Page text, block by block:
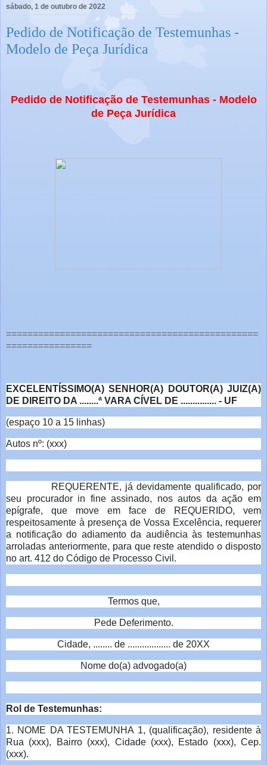
sábado, 1 de outubro de 2022
Pedido de Notificação de Testemunhas -
Modelo de Peça Jurídica
Pedido de Notificação de Testemunhas - Modelo
de Peça Jurídica
===============================================
================
EXCELENTÍSSIMO(A) SENHOR(A) DOUTOR(A) JUIZ(A)
DE DIREITO DA ........ª VARA CÍVEL DE ............... - UF
(espaço 10 a 15 linhas)
Autos nº: (xxx)
REQUERENTE, já devidamente qualificado, por
seu procurador in fine assinado, nos autos da ação em
epígrafe, que move em face de REQUERIDO, vem
respeitosamente à presença de Vossa Excelência, requerer
a notificação do adiamento da audiência às testemunhas
arroladas anteriormente, para que reste atendido o disposto
no art. 412 do Código de Processo Civil.
Termos que,
Pede Deferimento.
Cidade, ........ de .................. de 20XX
Nome do(a) advogado(a)
Rol de Testemunhas:
1. NOME DA TESTEMUNHA 1, (qualificação), residente à
Rua (xxx), Bairro (xxx), Cidade (xxx), Estado (xxx), Cep.
(xxx).